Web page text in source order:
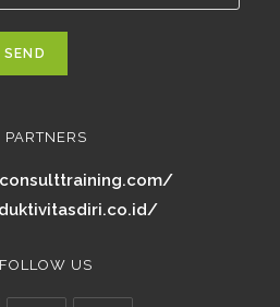
PARTNERS
FOLLOW US